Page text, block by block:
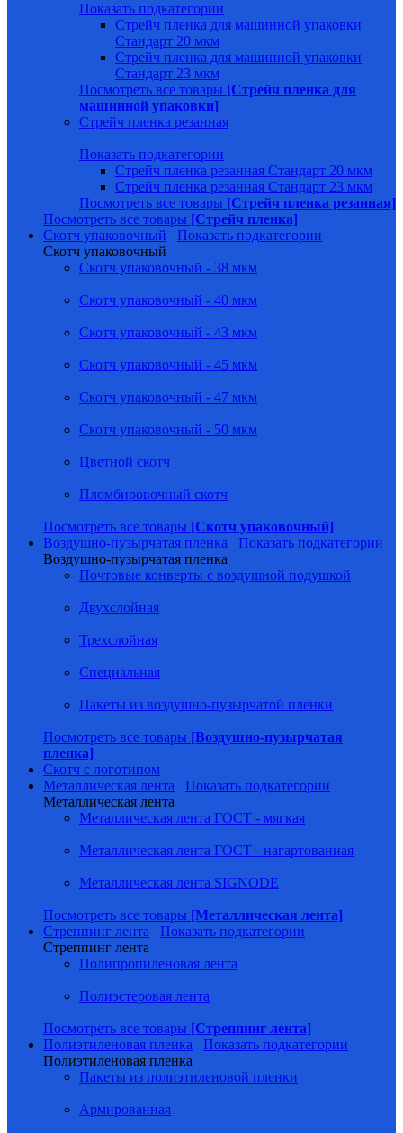
Показать подкатегории
Стрейч пленка для машинной упаковки
Стандарт 20 мкм
Стрейч пленка для машинной упаковки
Стандарт 23 мкм
Посмотреть все товары [Стрейч пленка для
машинной упаковки]
Стрейч пленка резанная
Показать подкатегории
Стрейч пленка резанная Стандарт 20 мкм
Стрейч пленка резанная Стандарт 23 мкм
Посмотреть все товары [Стрейч пленка резанная]
Посмотреть все товары [Стрейч пленка]
Скотч упаковочный
Показать подкатегории
Скотч упаковочный
Скотч упаковочный - 38 мкм
Скотч упаковочный - 40 мкм
Скотч упаковочный - 43 мкм
Скотч упаковочный - 45 мкм
Скотч упаковочный - 47 мкм
Скотч упаковочный - 50 мкм
Цветной скотч
Пломбировочный скотч
Посмотреть все товары [Скотч упаковочный]
Воздушно-пузырчатая пленка
Показать подкатегории
Воздушно-пузырчатая пленка
Почтовые конверты с воздушной подушкой
Двухслойная
Трехслойная
Специальная
Пакеты из воздушно-пузырчатой пленки
Посмотреть все товары [Воздушно-пузырчатая
пленка]
Скотч с логотипом
Металлическая лента
Показать подкатегории
Металлическая лента
Металлическая лента ГОСТ - мягкая
Металлическая лента ГОСТ - нагартованная
Металлическая лента SIGNODE
Посмотреть все товары [Металлическая лента]
Стреппинг лента
Показать подкатегории
Стреппинг лента
Полипропиленовая лента
Полиэстеровая лента
Посмотреть все товары [Стреппинг лента]
Полиэтиленовая пленка
Показать подкатегории
Полиэтиленовая пленка
Пакеты из полиэтиленовой пленки
Армированная